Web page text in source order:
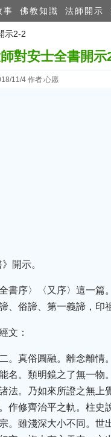
事 佛教知識 法師開示
示2-2
對安士全書開示
11/4 作者:心愿
開示。
書序〉〈又序〉這一篇
俗諦、第一義諦，印
文：
。真俗圓融。離念離
名。類明鏡之了無一物
法。乃如來所證之無上
作修齊治平之軌。柱
雖淺深大小不同。世